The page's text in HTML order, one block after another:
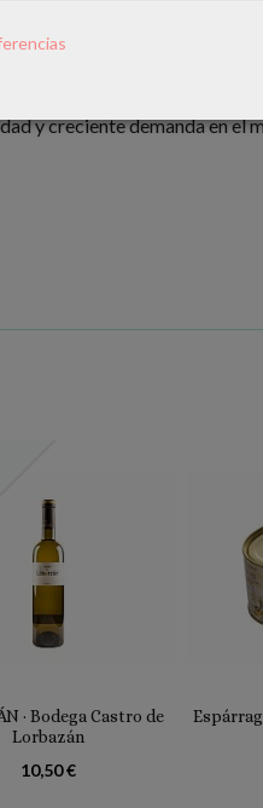
con más de 50 años
y creciente demanda en
· Bodega Castro de
Lorbazán
10,50 €